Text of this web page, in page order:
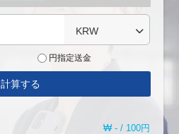
KRW
円指定送金
計算する
₩ - / 100円